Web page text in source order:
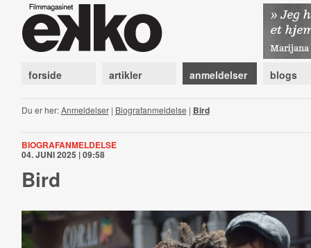
forside artikler anmeldelser blogs
Du er her:Anmeldelser| Biografanmeldelse | Bird
BIOGRAFANMELDELSE
04. JUNI 2025 | 09:58
Bird